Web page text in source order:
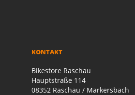
KONTAKT
Bikestore Raschau
Hauptstraße 114
08352 Raschau / Markersbach